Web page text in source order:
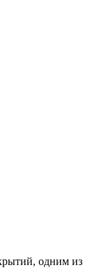
одним из